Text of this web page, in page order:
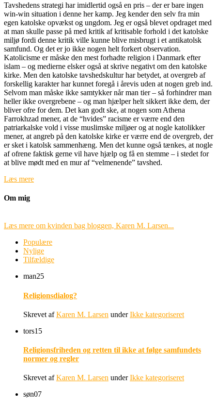
Tavshedens strategi har imidlertid også en pris – der er bare ingen
win-win situation i denne her kamp. Jeg kender den selv fra min
egen katolske opvækst og ungdom. Jeg er også blevet opdraget med
at man skulle passe på med kritik af kritisable forhold i det katolske
miljø fordi denne kritik ville kunne blive misbrugt i et antikatolsk
samfund. Og det er jo ikke nogen helt forkert observation.
Katolicisme er måske den mest forhadte religion i Danmark efter
islam – og medierne elsker også at skrive negativt om den katolske
kirke. Men den katolske tavshedskultur har betydet, at overgreb af
forskellig karakter har kunnet foregå i årevis uden at nogen greb ind.
Selvom man måske ikke samtykker når man tier – så forhindrer man
heller ikke overgrebene – og man hjælper helt sikkert ikke dem, der
bliver ofre for dem. Det kan godt ske, at nogen som Athena
Farrokhzad mener, at de “hvides” racisme er værre end den
patriarkalske vold i visse muslimske miljøer og at nogle katolikker
mener, at angreb på den katolske kirke er værre end de overgreb, der
er sket i katolsk sammenhæng. Men det kunne også tænkes, at nogle
af ofrene faktisk gerne vil have hjælp og få en stemme – i stedet for
at blive mødt med en mur af “velmenende” tavshed.
Læs mere
Om mig
Læs mere om kvinden bag bloggen, Karen M. Larsen...
Populære
Nylige
Tilfældige
man25
Religionsdialog?
Skrevet afKaren M. Larsen underIkke kategoriseret
tors15
Religionsfriheden og retten til ikke at følge samfundets
normer og regler
Skrevet afKaren M. Larsen underIkke kategoriseret
søn07